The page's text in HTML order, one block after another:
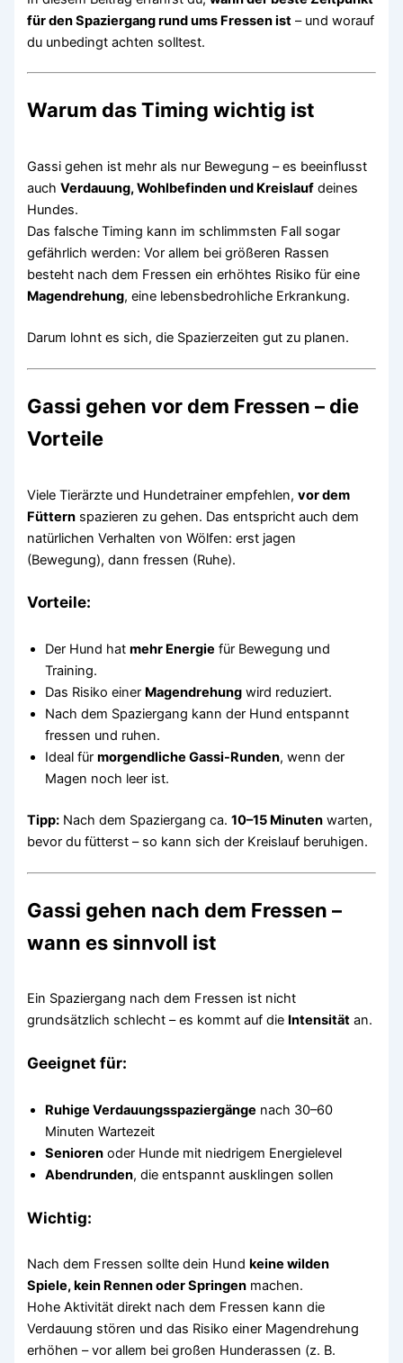
für den Spaziergang rund ums Fressen ist – und worauf
du unbedingt achten solltest.
Warum das Timing wichtig ist
Gassi gehen ist mehr als nur Bewegung – es beeinflusst
auchVerdauung, Wohlbefinden und Kreislauf deines
Hundes.
Das falsche Timing kann im schlimmsten Fall sogar
gefährlich werden: Vor allem bei größeren Rassen
besteht nach dem Fressen ein erhöhtes Risiko für eine
Magendrehung, eine lebensbedrohliche Erkrankung.
Darum lohnt es sich, die Spazierzeiten gut zu planen.
Gassi gehenvor dem Fressen – die
Vorteile
Viele Tierärzte und Hundetrainer empfehlen,vor dem
Füttern spazieren zu gehen. Das entspricht auch dem
natürlichen Verhalten von Wölfen: erst jagen
(Bewegung), dann fressen (Ruhe).
Vorteile:
Der Hund hatmehr Energie für Bewegung und
Training.
Das Risiko einer Magendrehung wird reduziert.
Nach dem Spaziergang kann der Hund entspannt
fressen und ruhen.
Ideal fürmorgendliche Gassi-Runden, wenn der
Magen noch leer ist.
Tipp: Nach dem Spaziergang ca.10–15 Minuten warten,
bevor du fütterst – so kann sich der Kreislauf beruhigen.
Gassi gehen nach dem Fressen –
wann es sinnvoll ist
Ein Spaziergang nach dem Fressen ist nicht
grundsätzlich schlecht – es kommt auf die Intensität an.
Geeignet für:
Ruhige Verdauungsspaziergänge nach 30–60
Minuten Wartezeit
Senioren oder Hunde mit niedrigem Energielevel
Abendrunden, die entspannt ausklingen sollen
Wichtig:
Nach dem Fressen sollte dein Hund keine wilden
Spiele, kein Rennen oder Springen machen.
Hohe Aktivität direkt nach dem Fressen kann die
Verdauung stören und das Risiko einer Magendrehung
erhöhen – vor allem bei großen Hunderassen (z. B.